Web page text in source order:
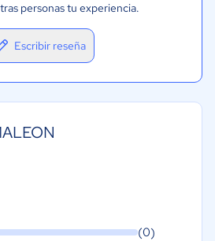
personas tu experiencia.
Escribir reseña
(0)